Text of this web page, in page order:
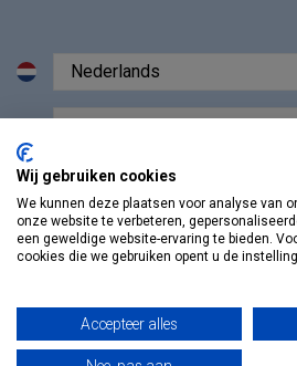
Wij gebruiken cookies
We kunnen deze plaatsen voor analyse van
onze website te verbeteren,
een geweldige website-ervaring te bieden.
cookies die we gebruiken opent u de
Accepteer alles